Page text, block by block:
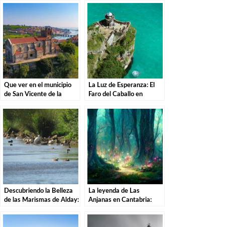
la Costa Cántabra
Que ver en el municipio
de San Vicente de la
La Luz de Esperanza: El
Faro del Caballo en
Descubriendo la Belleza
de las Marismas de Alday:
La leyenda de Las
Anjanas en Cantabria: